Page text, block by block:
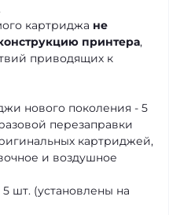
картриджа не
принтера,
приводящих к
нового поколения - 5
перезаправки
картриджей,
и воздушное
шт. (установлены на